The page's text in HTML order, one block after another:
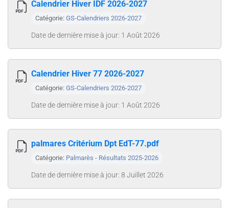
Calendrier Hiver IDF 2026-2027
Catégorie: GS-Calendriers 2026-2027
Date de dernière mise à jour: 1 Août 2026
Calendrier Hiver 77 2026-2027
Catégorie: GS-Calendriers 2026-2027
Date de dernière mise à jour: 1 Août 2026
palmares Critérium Dpt EdT-77.pdf
Catégorie: Palmarès - Résultats 2025-2026
Date de dernière mise à jour: 8 Juillet 2026